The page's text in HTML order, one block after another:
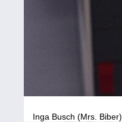
Inga Busch (Mrs. Biber)